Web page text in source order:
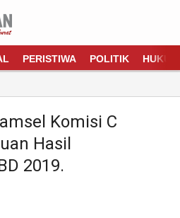
PERISTIWA POLITIK HUKUM
Komisi C
Hasil
2019.